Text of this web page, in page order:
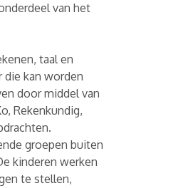
van het
taal en
die kan worden
door middel van
Rekenkundig,
groepen buiten
kinderen werken
te stellen,